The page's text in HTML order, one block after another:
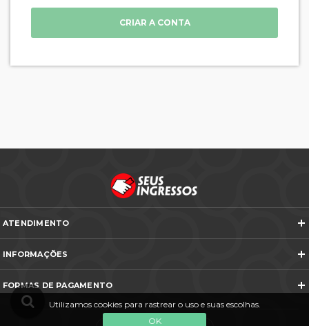
Utilizamos cookies para rastrear o uso e suas escolhas.
OK
CRIAR A CONTA
ATENDIMENTO
INFORMAÇÕES
Termos e Condições
Política de Cancelamento
FAQ
Entre em Contato
FORMAS DE PAGAMENTO